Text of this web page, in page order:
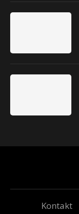
Kontakt